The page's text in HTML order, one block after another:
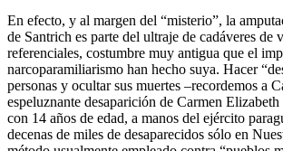
En efecto, y al margen del “misterio”, la
de Santrich es parte del ultraje de cadáveres de
referenciales, costumbre muy antigua que el
narcoparamiliarismo han hecho suya. Hacer
personas y ocultar sus muertes –recordemos a
espeluznante desaparición de Carmen
con 14 años de edad, a manos del ejército
decenas de miles de desaparecidos sólo en